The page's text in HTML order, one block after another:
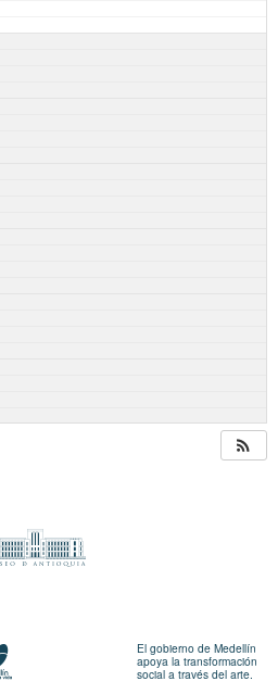
El gobierno de Medellín
apoya la transformación
social a través del arte.